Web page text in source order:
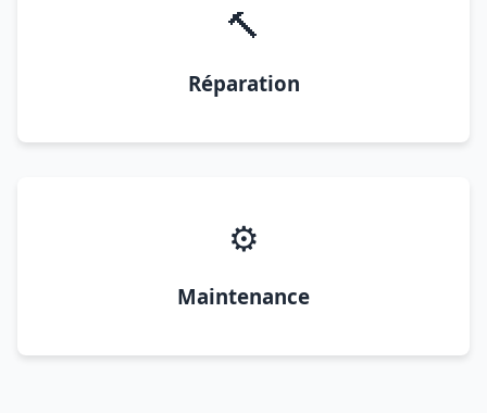
🔨
Réparation
⚙️
Maintenance